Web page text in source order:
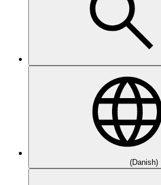
(Danish)